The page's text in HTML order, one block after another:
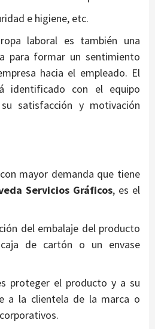
e higiene, etc.
laboral es también una
para formar un sentimiento
hacia el empleado. El
identificado con el equipo
satisfacción y motivación
mayor demanda que tiene
Servicios Gráficos, es el
del embalaje del producto
de cartón o un envase
proteger el producto y a su
a la clientela de la marca o